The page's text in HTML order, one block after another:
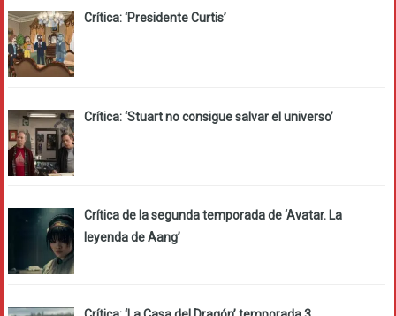
Crítica: ‘Presidente Curtis’
Crítica: ‘Stuart no consigue salvar el universo’
Crítica de la segunda temporada de ‘Avatar. La
leyenda de Aang’